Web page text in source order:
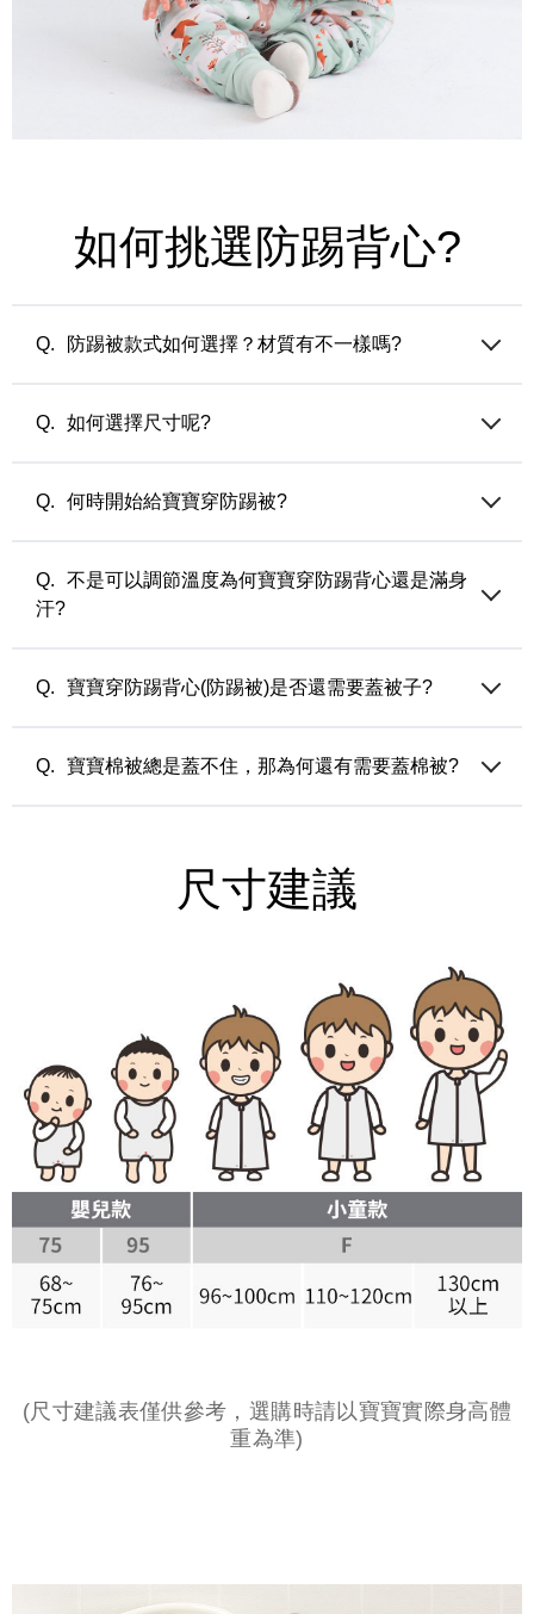
如何挑選防踢背心?
防踢被款式如何選擇？材質有不一樣嗎?
薄版 (50公克/平方米) — 適合夏天的冷氣房或微涼之忽冷忽熱
來使用
如何選擇尺寸呢?
尺寸建議選擇。
何時開始給寶寶穿防踢被?
不是可以調節溫度為何寶寶穿防踢背心還是滿身
汗?
時，內搭穿著太厚也會感到過暖導致流汗（除非內著也有調溫
狀況做調整。
寶寶穿防踢背心(防踢被)是否還需要蓋被子?
需要蓋一件薄被睡覺的時候，就可以讓寶寶只穿防踢背心不需
寶寶棉被總是蓋不住，那為何還有需要蓋棉被?
尺寸建議
(尺寸建議表僅供參考，選購時請以寶寶實際身高體
重為準)